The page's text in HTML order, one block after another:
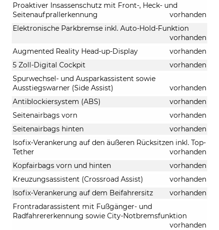
Proaktiver Insassenschutz mit Front-, Heck- und
Seitenaufprallerkennung
vorhanden
Elektronische Parkbremse inkl. Auto-Hold-Funktion
vorhanden
Augmented Reality Head-up-Display
vorhanden
5 Zoll-Digital Cockpit
vorhanden
Spurwechsel- und Ausparkassistent sowie
Ausstiegswarner (Side Assist)
vorhanden
Antiblockiersystem (ABS)
vorhanden
Seitenairbags vorn
vorhanden
Seitenairbags hinten
vorhanden
Isofix-Verankerung auf den äußeren Rücksitzen inkl. Top-
Tether
vorhanden
Kopfairbags vorn und hinten
vorhanden
Kreuzungsassistent (Crossroad Assist)
vorhanden
Isofix-Verankerung auf dem Beifahrersitz
vorhanden
Frontradarassistent mit Fußgänger- und
Radfahrererkennung sowie City-Notbremsfunktion
vorhanden